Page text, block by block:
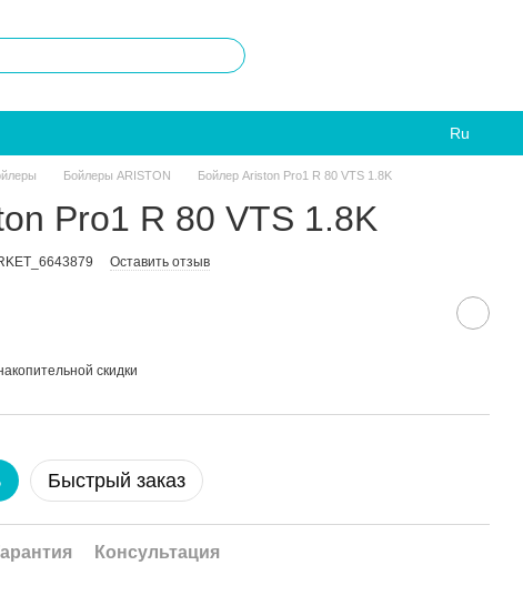
Ru
Бойлеры ARISTON Бойлер Ariston Pro1 R 80 VTS 1.8K
Pro1 R 80 VTS 1.8K
Оставить отзыв
скидки
Быстрый заказ
Консультация